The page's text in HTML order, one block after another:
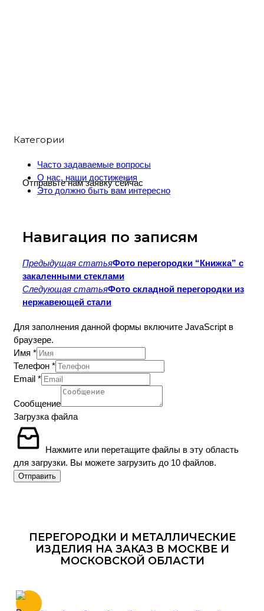
Категории
Часто задаваемые вопросы
О нас, наши достижения
Это должно быть вам интересно
Навигация по записям
Предыдущая статьяФото перегородки “Книжка” с
закаленными стеклами
Следующая статьяФото складной перегородки из
нержавеющей стали
Отправьте нам заявку сейчас
Для заполнения данной формы включите JavaScript в
браузере.
Имя *
Телефон *
Email *
Загрузка
файла
Сообщение
Загрузка файла
Нажмите или перетащите файлы в эту область
для загрузки. Вы можете загрузить до 10 файлов.
Отправить
ПЕРЕГОРОДКИ И МЕТАЛЛИЧЕСКИЕ
ИЗДЕЛИЯ НА ЗАКАЗ В МОСКВЕ И
МОСКОВСКОЙ ОБЛАСТИ